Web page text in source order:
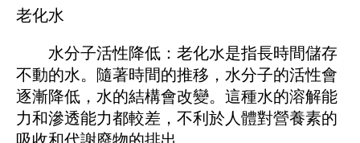
老化水
水分子活性降低：老化水是指長時間儲存
不動的水。隨著時間的推移，水分子的活性會
逐漸降低，水的結構會改變。這種水的溶解能
力和滲透能力都較差，不利於人體對營養素的